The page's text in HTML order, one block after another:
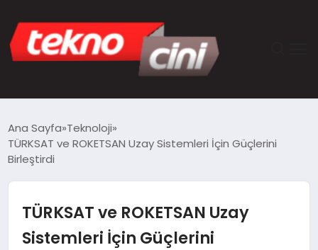
TEKNOLOJI
Ana Sayfa Teknoloji
TÜRKSAT ve ROKETSAN Uzay Sistemleri İçin Güçlerini
Birleştirdi
TÜRKSAT ve ROKETSAN Uzay
Sistemleri İçin Güçlerini